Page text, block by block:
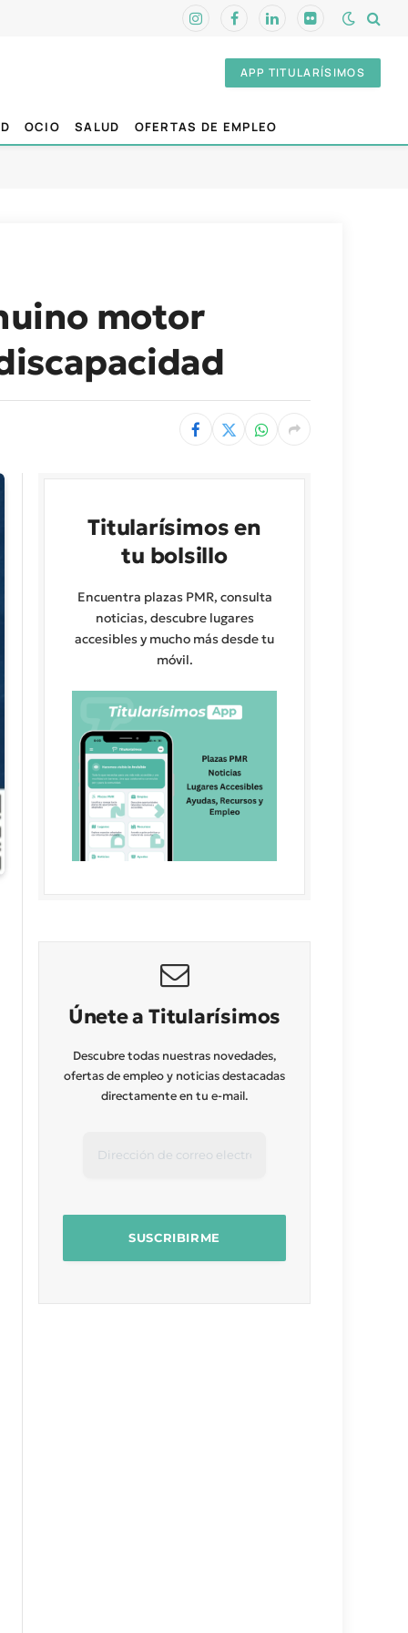
InstagramFacebookLinkedInFlickr
APP TITULARÍSIMOS
OCIO SALUD OFERTAS DE EMPLEO
motor
Titularísimos en
tu bolsillo
Encuentra plazas PMR, consulta
noticias, descubre lugares
accesibles y mucho más desde tu
móvil.
Únete a Titularísimos
Descubre todas nuestras novedades,
ofertas de empleo y noticias destacadas
directamente en tu e-mail.